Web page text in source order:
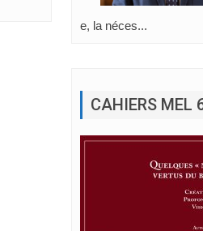
e, la néces...
CAHIERS MEL